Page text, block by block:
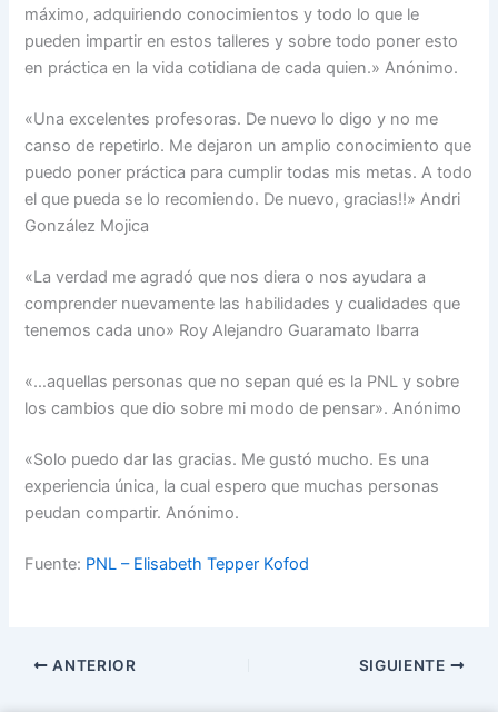
máximo, adquiriendo conocimientos y todo lo que le
pueden impartir en estos talleres y sobre todo poner esto
en práctica en la vida cotidiana de cada quien.» Anónimo.
«Una excelentes profesoras. De nuevo lo digo y no me
canso de repetirlo. Me dejaron un amplio conocimiento que
puedo poner práctica para cumplir todas mis metas. A todo
el que pueda se lo recomiendo. De nuevo, gracias!!» Andri
González Mojica
«La verdad me agradó que nos diera o nos ayudara a
comprender nuevamente las habilidades y cualidades que
tenemos cada uno» Roy Alejandro Guaramato Ibarra
«…aquellas personas que no sepan qué es la PNL y sobre
los cambios que dio sobre mi modo de pensar». Anónimo
«Solo puedo dar las gracias. Me gustó mucho. Es una
experiencia única, la cual espero que muchas personas
peudan compartir. Anónimo.
Fuente: PNL – Elisabeth Tepper Kofod
ANTERIOR SIGUIENTE